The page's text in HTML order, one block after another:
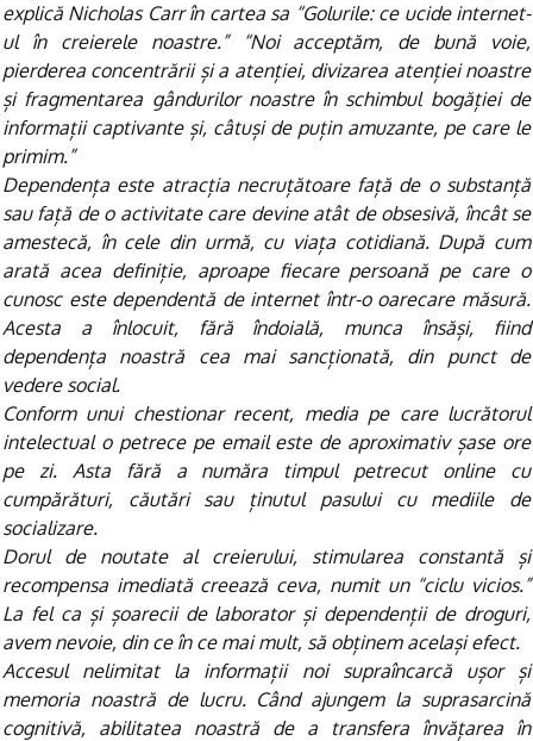
explică Nicholas Carr în cartea sa “Golurile: ce ucide internet-
ul în creierele noastre.” “Noi acceptăm, de bună voie,
pierderea concentrării și a atenției, divizarea atenției noastre
și fragmentarea gândurilor noastre în schimbul bogăției de
informații captivante și, câtuși de puțin amuzante, pe care le
primim.”
Dependența este atracția necruțătoare față de o substanță
sau față de o activitate care devine atât de obsesivă, încât se
amestecă, în cele din urmă, cu viața cotidiană. După cum
arată acea definiție, aproape fiecare persoană pe care o
cunosc este dependentă de internet într-o oarecare măsură.
Acesta a înlocuit, fără îndoială, munca însăși, fiind
dependența noastră cea mai sancționată, din punct de
vedere social.
Conform unui chestionar recent, media pe care lucrătorul
intelectual o petrece pe email este de aproximativ șase ore
pe zi. Asta fără a număra timpul petrecut online cu
cumpărături, căutări sau ținutul pasului cu mediile de
socializare.
Dorul de noutate al creierului, stimularea constantă și
recompensa imediată creează ceva, numit un “ciclu vicios.”
La fel ca și șoarecii de laborator și dependenții de droguri,
avem nevoie, din ce în ce mai mult, să obținem același efect.
Accesul nelimitat la informații noi supraîncarcă ușor și
memoria noastră de lucru. Când ajungem la suprasarcină
cognitivă, abilitatea noastră de a transfera învățarea în